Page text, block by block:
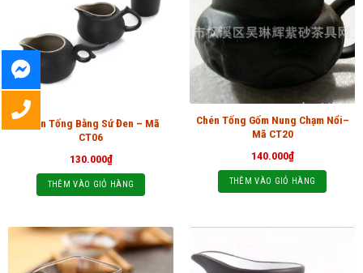
Chén Tống Bằng Sứ Đen – Mã
CT06
130.000₫
THÊM VÀO GIỎ HÀNG
Chén Tống Gốm Nung Chạm Nổi–
Mã CT20
140.000₫
THÊM VÀO GIỎ HÀNG